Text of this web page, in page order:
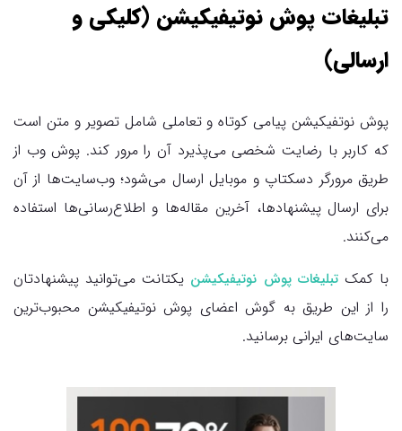
تبلیغات پوش نوتیفیکیشن (کلیکی و
ارسالی)
پوش نوتفیکیشن پیامی کوتاه و تعاملی شامل تصویر و متن است
که کاربر با رضایت شخصی می‌پذیرد آن را مرور کند. پوش وب از
طریق مرورگر دسکتاپ و موبایل ارسال می‌شود؛ وب‌سایت‌ها از آن
برای ارسال پیشنهادها، آخرین مقاله‌ها و اطلاع‌رسانی‌ها استفاده
می‌کنند.
با کمکتبلیغات پوش نوتیفیکیشن یکتانت می‌توانید پیشنهادتان
را از این طریق به گوش اعضای پوش نوتیفیکیشن محبوب‌ترین
سایت‌های ایرانی برسانید.